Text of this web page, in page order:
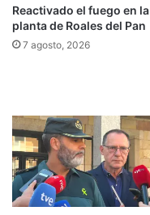
Reactivado el fuego en la
planta de Roales del Pan
7 agosto, 2026